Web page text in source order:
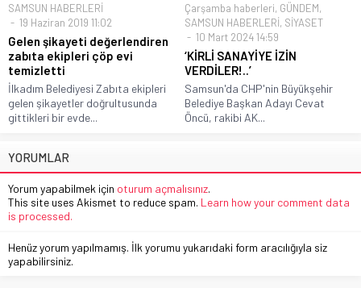
SAMSUN HABERLERİ
19 Haziran 2019 11:02
Gelen şikayeti değerlendiren
zabıta ekipleri çöp evi
temizletti
İlkadım Belediyesi Zabıta ekipleri
gelen şikayetler doğrultusunda
gittikleri bir evde...
Çarşamba haberleri, GÜNDEM,
SAMSUN HABERLERİ, SİYASET
10 Mart 2024 14:59
‘KİRLİ SANAYİYE İZİN
VERDİLER!..’
Samsun'da CHP'nin Büyükşehir
Belediye Başkan Adayı Cevat
Öncü, rakibi AK...
YORUMLAR
Yorum yapabilmek için oturum açmalısınız.
This site uses Akismet to reduce spam. Learn how your comment data
is processed.
Henüz yorum yapılmamış. İlk yorumu yukarıdaki form aracılığıyla siz
yapabilirsiniz.